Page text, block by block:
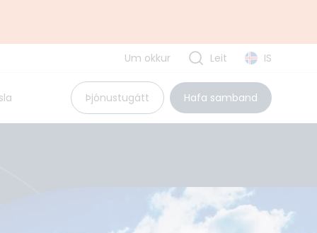
Uppbyggingarsjóður EES
Pólland
Um okkur Leit IS
Þjónustugátt Hafa samband